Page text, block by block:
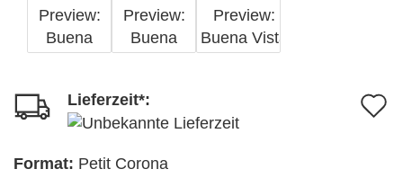
Lieferzeit*:
Format: Petit Corona